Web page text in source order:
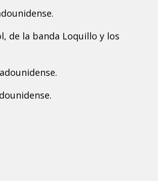
de la banda Loquillo y los